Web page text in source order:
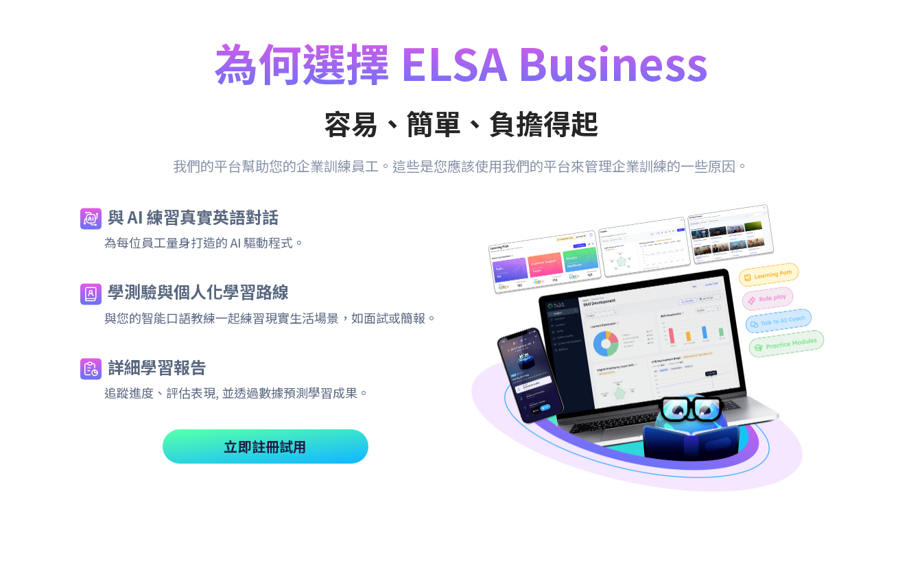
為何選擇 ELSA Business
容易、簡單、負擔得起
我們的平台幫助您的企業訓練員工。這些是您應該使用我們的平台來管理企業訓練的一些原因。
與 AI 練習真實英語對話
為每位員工量身打造的 AI 驅動程式。
學測驗與個人化學習路線
與您的智能口語教練一起練習現實生活場景，如面試或簡報。
詳細學習報告
追蹤進度、評估表現, 並透過數據預測學習成果。
立即註冊試用